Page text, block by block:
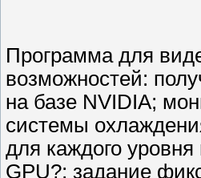
Программа для
возможностей:
на базе NVIDIA;
системы
для каждого
GPU?; задание